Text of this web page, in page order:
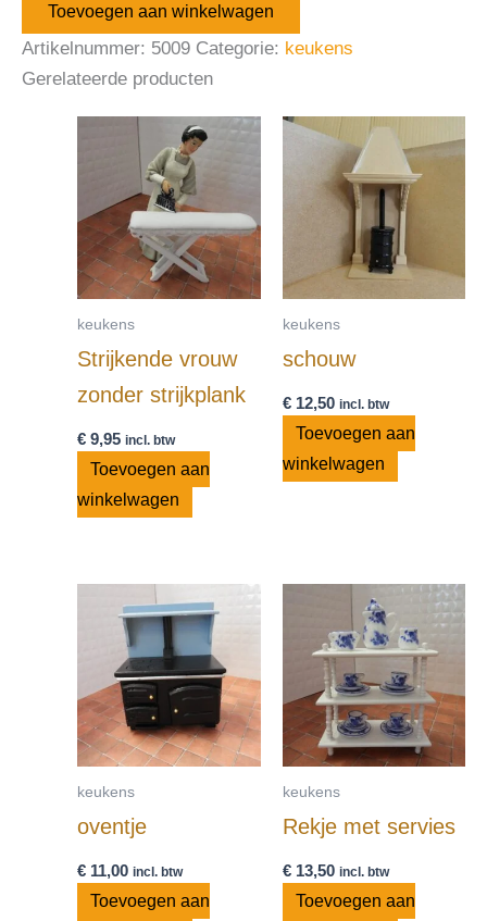
Toevoegen aan winkelwagen
Artikelnummer: 5009 Categorie: keukens
Gerelateerde producten
keukens
Strijkende vrouw
zonder strijkplank
€ 9,95 incl. btw
Toevoegen aan
winkelwagen
keukens
schouw
€12,50 incl. btw
Toevoegen aan
winkelwagen
keukens
oventje
€ 11,00 incl. btw
Toevoegen aan
keukens
Rekje met servies
€13,50 incl. btw
Toevoegen aan